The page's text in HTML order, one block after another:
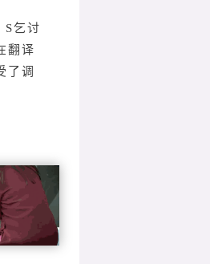
S乞讨
翻译
了调